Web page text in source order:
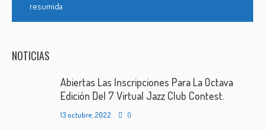
resumida
NOTICIAS
Abiertas Las Inscripciones Para La Octava
Edición Del 7 Virtual Jazz Club Contest.
13 octubre, 2022 0